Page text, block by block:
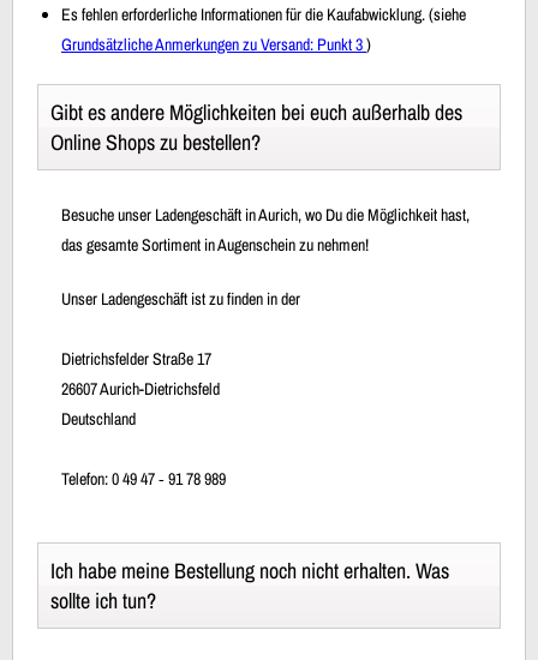
Es fehlen erforderliche Informationen für die Kaufabwicklung. (siehe
Grundsätzliche Anmerkungen zu Versand: Punkt 3)
Gibt es andere Möglichkeiten bei euch außerhalb des
Online Shops zu bestellen?
Besuche unser Ladengeschäft in Aurich, wo Du die Möglichkeit hast,
das gesamte Sortiment in Augenschein zu nehmen!
Unser Ladengeschäft ist zu finden in der
Dietrichsfelder Straße 17
26607 Aurich-Dietrichsfeld
Deutschland
Telefon: 0 49 47 ‐ 91 78 989
Ich habe meine Bestellung noch nicht erhalten. Was
sollte ich tun?